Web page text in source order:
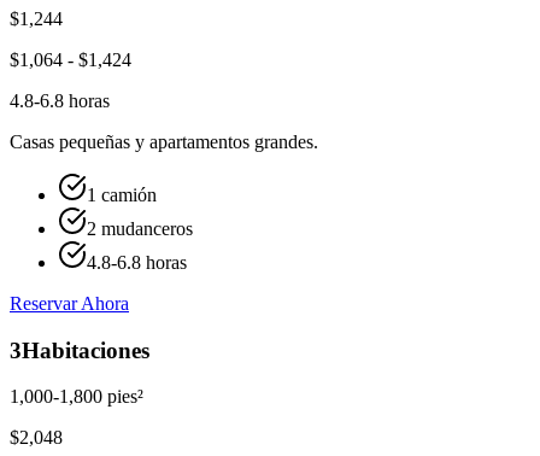
$1,244
$1,064 - $1,424
4.8-6.8 horas
Casas pequeñas y apartamentos grandes.
1 camión
2 mudanceros
4.8-6.8 horas
Reservar Ahora
3Habitaciones
1,000-1,800 pies²
$2,048